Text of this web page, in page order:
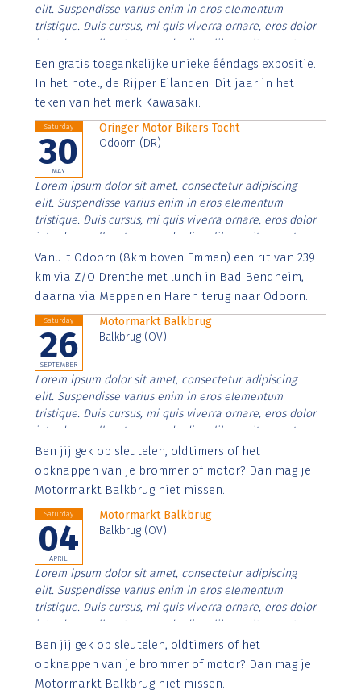
elit. Suspendisse varius enim in eros elementum
tristique. Duis cursus, mi quis viverra ornare, eros dolor
interdum nulla, ut commodo diam libero vitae erat.
Aenean faucibus nibh et justo cursus id rutrum lorem
imperdiet. Nunc ut sem vitae risus tristique posuere.
Een gratis toegankelijke unieke ééndags expositie.
In het hotel, de Rijper Eilanden. Dit jaar in het
teken van het merk Kawasaki.
Saturday
30
MAY
Oringer Motor Bikers Tocht
Odoorn (DR)
Lorem ipsum dolor sit amet, consectetur adipiscing
elit. Suspendisse varius enim in eros elementum
tristique. Duis cursus, mi quis viverra ornare, eros dolor
interdum nulla, ut commodo diam libero vitae erat.
Aenean faucibus nibh et justo cursus id rutrum lorem
imperdiet. Nunc ut sem vitae risus tristique posuere.
Vanuit Odoorn (8km boven Emmen) een rit van 239
km via Z/O Drenthe met lunch in Bad Bendheim,
daarna via Meppen en Haren terug naar Odoorn.
Saturday
26
SEPTEMBER
Motormarkt Balkbrug
Balkbrug (OV)
Lorem ipsum dolor sit amet, consectetur adipiscing
elit. Suspendisse varius enim in eros elementum
tristique. Duis cursus, mi quis viverra ornare, eros dolor
interdum nulla, ut commodo diam libero vitae erat.
Aenean faucibus nibh et justo cursus id rutrum lorem
imperdiet. Nunc ut sem vitae risus tristique posuere.
Ben jij gek op sleutelen, oldtimers of het
opknappen van je brommer of motor? Dan mag je
Motormarkt Balkbrug niet missen.
Saturday
04
APRIL
Motormarkt Balkbrug
Balkbrug (OV)
Lorem ipsum dolor sit amet, consectetur adipiscing
elit. Suspendisse varius enim in eros elementum
tristique. Duis cursus, mi quis viverra ornare, eros dolor
interdum nulla, ut commodo diam libero vitae erat.
Aenean faucibus nibh et justo cursus id rutrum lorem
imperdiet. Nunc ut sem vitae risus tristique posuere.
Ben jij gek op sleutelen, oldtimers of het
opknappen van je brommer of motor? Dan mag je
Motormarkt Balkbrug niet missen.